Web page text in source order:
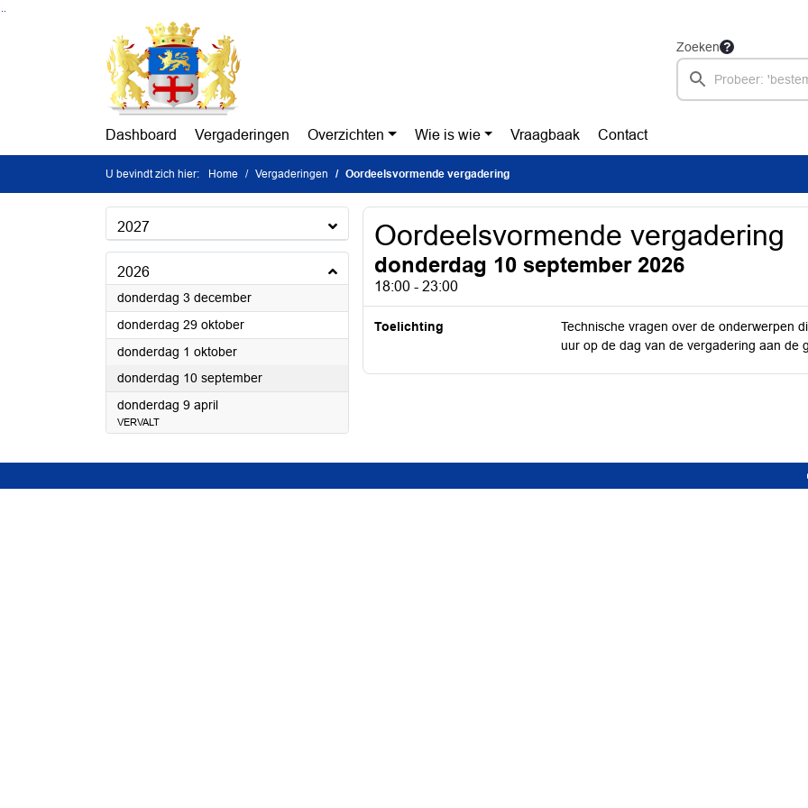
Ga naar de inhoud van deze pagina
Zoeken
Dashboard Vergaderingen Overzichten Wie is wie Vraagbaak Contact
U bevindt zich hier: Home Vergaderingen Oordeelsvormende vergadering
2027
2026
donderdag 3 december2026
donderdag 29 oktober2026
donderdag 1 oktober2026
donderdag 10 september2026
donderdag 9 april2026
VERVALT
Oordeelsvormende vergadering
donderdag 10 september 2026
18:00 - 23:00
Toelichting
Technische vragen over de onderwerpen
uur op de dag van de vergadering aan de